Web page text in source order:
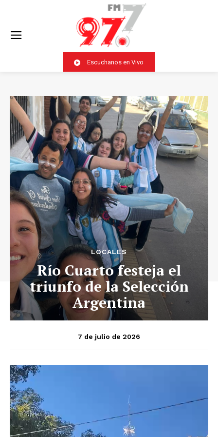
Escuchanos en Vivo
LOCALES
Río Cuarto festeja el
triunfo de la Selección
Argentina
7 de julio de 2026
R
e
p
r
o
d